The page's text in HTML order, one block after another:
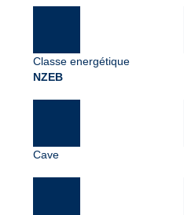
Classe energétique
NZEB
Cave